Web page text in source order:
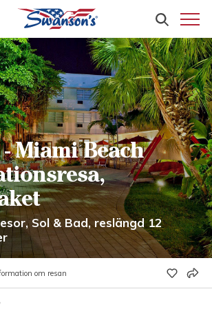
Miami Beach
Sol & Bad, reslängd 12
om resan